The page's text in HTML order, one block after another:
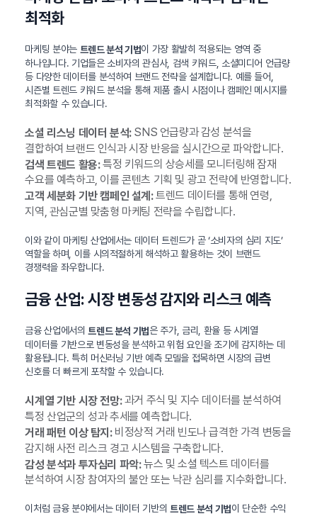
최적화
마케팅 분야는 트렌드 분석 기법이 가장 활발히 적용되는 영역 중
하나입니다. 기업들은 소비자의 관심사, 검색 키워드, 소셜미디어 언급량
등 다양한 데이터를 분석하여 브랜드 전략을 설계합니다. 예를 들어,
시즌별 트렌드 키워드 분석을 통해 제품 출시 시점이나 캠페인 메시지를
최적화할 수 있습니다.
소셜 리스닝 데이터 분석:SNS 언급량과 감성 분석을
결합하여 브랜드 인식과 시장 반응을 실시간으로 파악합니다.
검색 트렌드 활용:특정 키워드의 상승세를 모니터링해 잠재
수요를 예측하고, 이를 콘텐츠 기획 및 광고 전략에 반영합니다.
고객 세분화 기반 캠페인 설계:트렌드 데이터를 통해 연령,
지역, 관심군별 맞춤형 마케팅 전략을 수립합니다.
이와 같이 마케팅 산업에서는 데이터 트렌드가 곧 ‘소비자의 심리 지도’
역할을 하며, 이를 시의적절하게 해석하고 활용하는 것이 브랜드
경쟁력을 좌우합니다.
금융 산업: 시장 변동성 감지와 리스크 예측
금융 산업에서의트렌드 분석 기법은 주가, 금리, 환율 등 시계열
데이터를 기반으로 변동성을 분석하고 위험 요인을 조기에 감지하는 데
활용됩니다. 특히 머신러닝 기반 예측 모델을 접목하면 시장의 급변
신호를 더 빠르게 포착할 수 있습니다.
시계열 기반 시장 전망:과거 주식 및 지수 데이터를 분석하여
특정 산업군의 성과 추세를 예측합니다.
거래 패턴 이상 탐지:비정상적 거래 빈도나 급격한 가격 변동을
감지해 사전 리스크 경고 시스템을 구축합니다.
감성 분석과 투자심리 파악:뉴스 및 소셜 텍스트 데이터를
분석하여 시장 참여자의 불안 또는 낙관 심리를 지수화합니다.
이처럼 금융 분야에서는 데이터 기반의트렌드 분석 기법이 단순한 수익